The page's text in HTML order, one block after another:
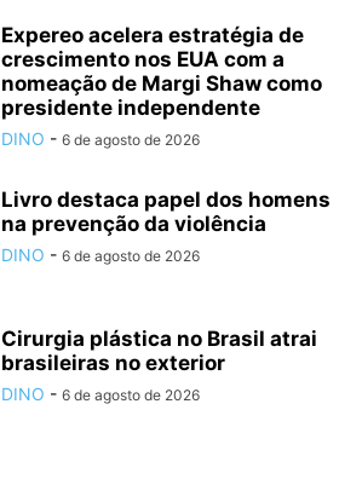
Expereo acelera estratégia de
crescimento nos EUA com a
nomeação de Margi Shaw como
presidente independente
DINO - 6 de agosto de 2026
Livro destaca papel dos homens
na prevenção da violência
DINO - 6 de agosto de 2026
Cirurgia plástica no Brasil atrai
brasileiras no exterior
DINO - 6 de agosto de 2026